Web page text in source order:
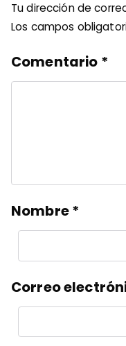
Tu dirección de
Los campos
Comentario *
Nombre*
Correo